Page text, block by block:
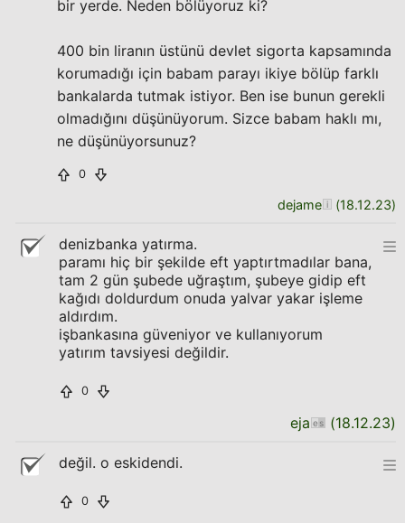
bir yerde. Neden bölüyoruz ki?
400 bin liranın üstünü devlet sigorta kapsamında
korumadığı için babam parayı ikiye bölüp farklı
bankalarda tutmak istiyor. Ben ise bunun gerekli
olmadığını düşünüyorum. Sizce babam haklı mı,
ne düşünüyorsunuz?
0
dejame (18.12.23)
denizbanka yatırma.
paramı hiç bir şekilde eft yaptırtmadılar bana,
tam 2 gün şubede uğraştım, şubeye gidip eft
kağıdı doldurdum onuda yalvar yakar işleme
aldırdım.
işbankasına güveniyor ve kullanıyorum
yatırım tavsiyesi değildir.
0
eja (18.12.23)
değil. o eskidendi.
0